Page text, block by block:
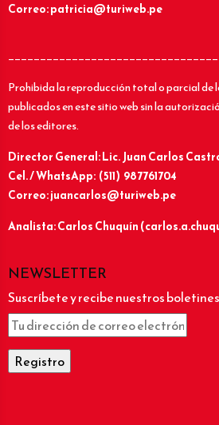
Correo: patricia@turiweb.pe
Prohibida la reproducción total o parcial de
publicados en este sitio web sin la
de los editores.
Director General: Lic.Juan Carlos
Cel. / WhatsApp: (511) 987761704
Correo: juancarlos@turiweb.pe
Analista: Carlos Chuquín
NEWSLETTER
Suscríbete y recibe nuestros